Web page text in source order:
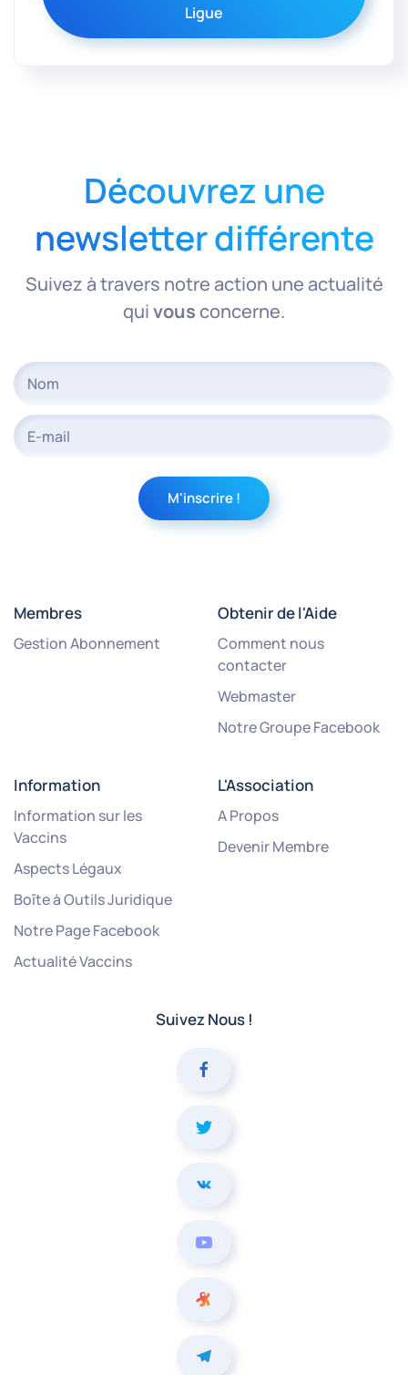
Ligue
Découvrez une
newsletter différente
Suivez à travers notre action une actualité
quivousconcerne.
Membres
Gestion Abonnement
Obtenir de l'Aide
Comment nous
contacter
Webmaster
Notre Groupe Facebook
Information
Information sur les
Vaccins
Aspects Légaux
Boîte à Outils Juridique
Notre Page Facebook
Actualité Vaccins
L'Association
A Propos
Devenir Membre
Suivez Nous !